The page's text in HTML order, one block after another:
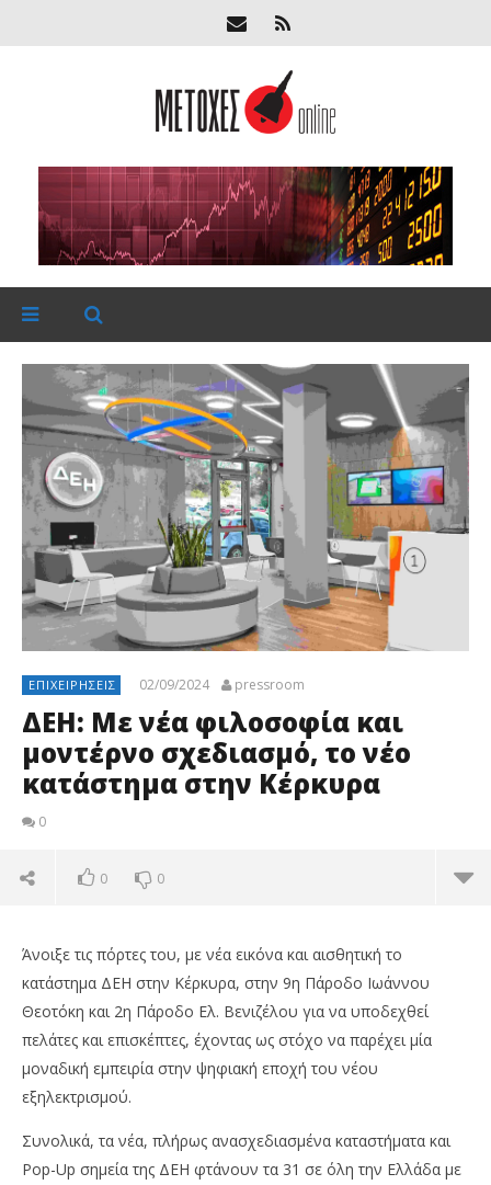
ΕΠΙΧΕΙΡΉΣΕΙΣ 02/09/2024 pressroom
ΔΕΗ: Με νέα φιλοσοφία και
μοντέρνο σχεδιασμό, το νέο
κατάστημα στην Κέρκυρα
0
0 0
Άνοιξε τις πόρτες του, με νέα εικόνα και αισθητική το
κατάστημα ΔΕΗ στην Κέρκυρα, στην 9η Πάροδο Ιωάννου
Θεοτόκη και 2η Πάροδο Ελ. Βενιζέλου για να υποδεχθεί
πελάτες και επισκέπτες, έχοντας ως στόχο να παρέχει μία
μοναδική εμπειρία στην ψηφιακή εποχή του νέου
εξηλεκτρισμού.
Συνολικά, τα νέα, πλήρως ανασχεδιασμένα καταστήματα και
Pop-Up σημεία της ΔΕΗ φτάνουν τα 31 σε όλη την Ελλάδα με